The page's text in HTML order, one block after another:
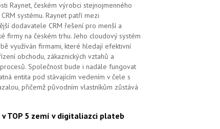
Raynet, českém výrobci stejnojmenného
systému. Raynet patří mezi
dodavatele CRM řešení pro menší a
firmy na českém trhu. Jeho cloudový systém
využíván firmami, které hledají efektivní
obchodu, zákaznických vztahů a
Společnost bude i nadále fungovat
entita pod stávajícím vedením v čele s
přičemž původním vlastníkům zůstává
v TOP 5 zemí v digitaliazci plateb